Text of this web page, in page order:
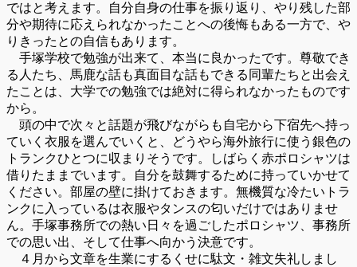
ではと考えます。自分自身の仕事を振り返り、やり残した部
分や期待に応えられなかったことへの後悔もある一方で、や
りきったとの自信もあります。
手塚学校で勉強が出来て、本当に良かったです。尊敬でき
る人たち、馬鹿な話も真面目な話もできる同輩たちと出会え
たことは、大学での勉強では絶対に得られなかったものです
から。
頭の中で次々と話題が飛びながらも自宅から下宿先へ持っ
ていく衣服を選んでいくと、どうやら海外旅行に使う銀色の
トランクひとつに収まりそうです。しばらく赤ポロシャツは
借りたままでいます。自分を鼓舞するために持っていかせて
ください。部屋の壁に掛けておきます。無機質な冷たいトラ
ンクに入っているは衣服やタンスの匂いだけではありませ
ん。手塚事務所での熱い日々を過ごしたポロシャツ、事務所
での思い出、そして仕事へ向かう決意です。
４月から文章を生業にするくせに駄文・雑文失礼しまし